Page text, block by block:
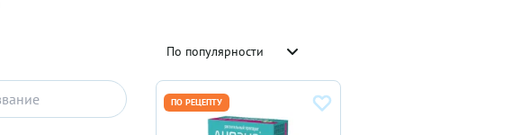
По популярности
ПО РЕЦЕПТУ